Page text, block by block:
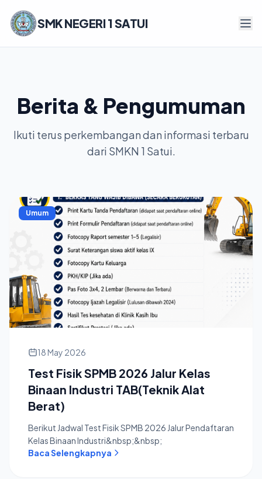
SMK NEGERI 1 SATUI
Berita & Pengumuman
Ikuti terus perkembangan dan informasi terbaru
dari SMKN 1 Satui.
Umum
18 May 2026
Test Fisik SPMB 2026 Jalur Kelas
Binaan Industri TAB(Teknik Alat
Berat)
Berikut Jadwal Test Fisik SPMB 2026 Jalur Pendaftaran
Kelas Binaan Industri&nbsp;&nbsp;
Baca Selengkapnya